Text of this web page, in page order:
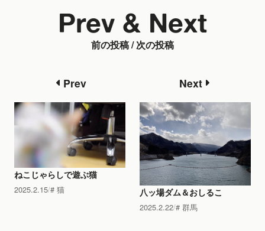
前の投稿 / 次の投稿
Prev & Next
Prev
ねこじゃらしで遊ぶ猫
2025.2.15 猫
Next
八ッ場ダム＆おしるこ
2025.2.22 群馬